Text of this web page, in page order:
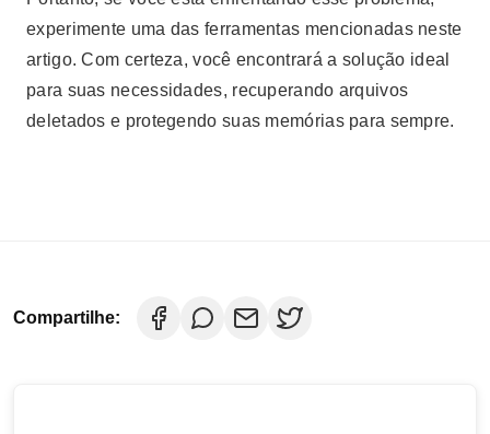
experimente uma das ferramentas mencionadas neste
artigo. Com certeza, você encontrará a solução ideal
para suas necessidades, recuperando arquivos
deletados e protegendo suas memórias para sempre.
Compartilhe: